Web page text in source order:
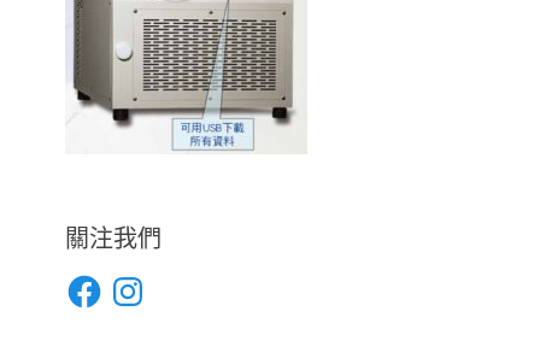
關注我們
FacebookInstagram